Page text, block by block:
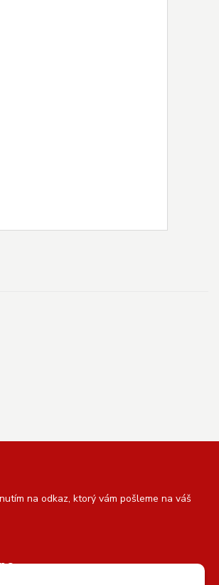
na odkaz, ktorý vám pošleme na váš